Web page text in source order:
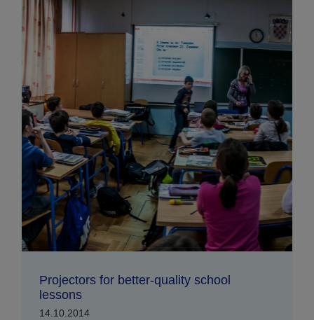
Projectors for better-quality school
lessons
14.10.2014